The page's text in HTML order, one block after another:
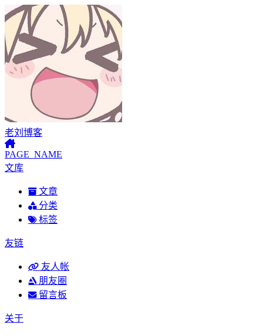
老刘博客
PAGE_NAME
文库
文章
分类
标签
友链
友人帐
朋友圈
留言板
关于